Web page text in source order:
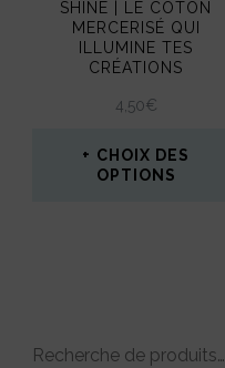
SHINE | LE COTON
MERCERISÉ QUI
ILLUMINE TES
CRÉATIONS
4,50€
CHOIX DES
OPTIONS
Recherche